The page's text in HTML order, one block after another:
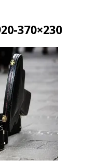
370×230